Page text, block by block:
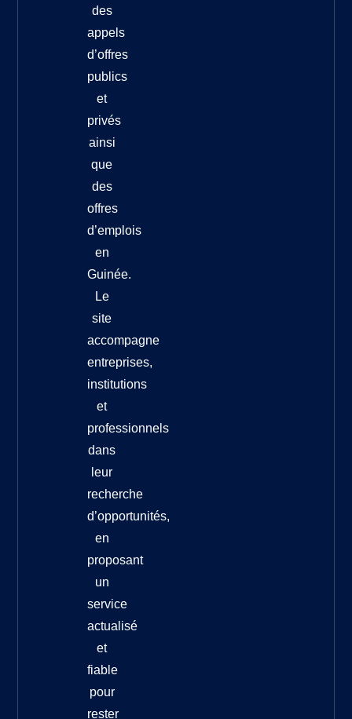
des
appels
d’offres
publics
et
privés
ainsi
que
des
offres
d’emplois
en
Guinée.
Le
site
accompagne
entreprises,
institutions
et
professionnels
dans
leur
recherche
d’opportunités,
en
proposant
un
service
actualisé
et
fiable
pour
rester